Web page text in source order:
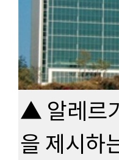
▲ 알레르
을 제시하